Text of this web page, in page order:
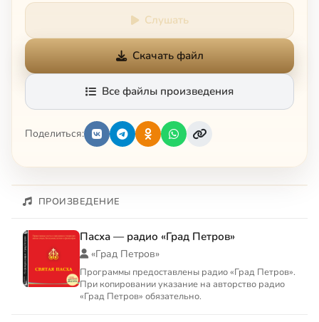
Слушать
Скачать файл
Все файлы произведения
Поделиться:
ПРОИЗВЕДЕНИЕ
Пасха — радио «Град Петров»
«Град Петров»
Программы предоставлены радио «Град Петров».
При копировании указание на авторство радио
«Град Петров» обязательно.